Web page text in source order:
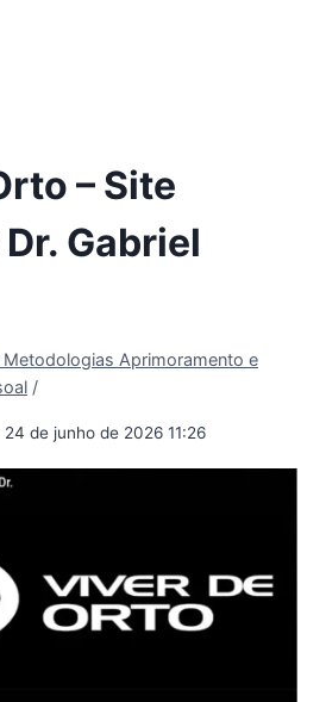
– Site
Gabriel
Metodologias Aprimoramento e
/
24 de junho de 2026 11:26